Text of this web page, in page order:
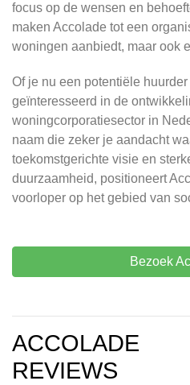
focus op de wensen en
maken Accolade tot een
woningen aanbiedt, maar ook
Of je nu een potentiële
geïnteresseerd in de
woningcorporatiesector in
naam die zeker je aandacht
toekomstgerichte visie en
duurzaamheid, positioneert
voorloper op het gebied van
Bezoek
ACCOLADE
REVIEWS